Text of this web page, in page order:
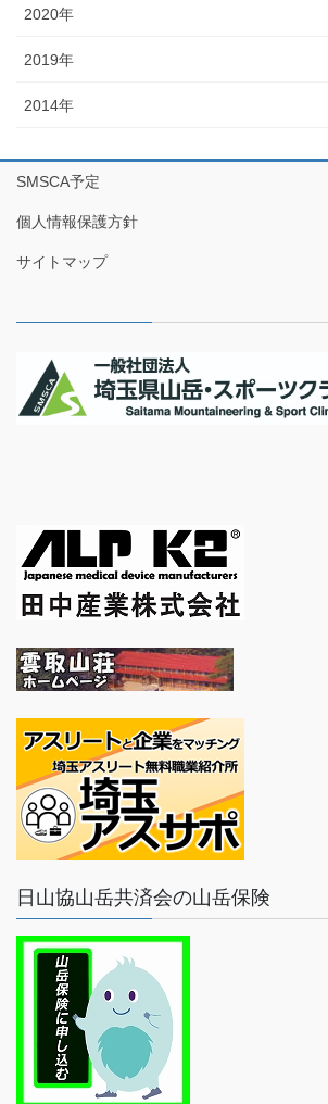
2020年
2019年
2014年
SMSCA予定
個人情報保護方針
サイトマップ
日山協山岳共済会の山岳保険